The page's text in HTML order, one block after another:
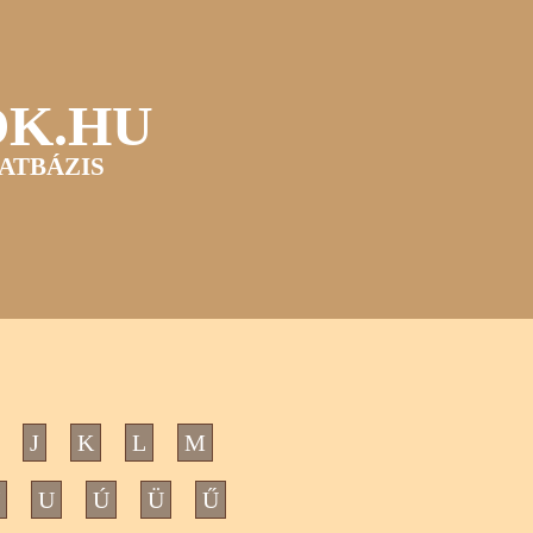
J K L M
U Ú Ü Ű